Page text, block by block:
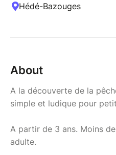
Hédé-Bazouges
About
A la découverte de la
simple et ludique pour
A partir de 3 ans. Moins
adulte.